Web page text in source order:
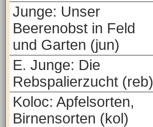
Junge: Unser
Beerenobst in Feld
und Garten (jun)
E. Junge: Die
Rebspalierzucht (reb)
Koloc: Apfelsorten,
Birnensorten (kol)